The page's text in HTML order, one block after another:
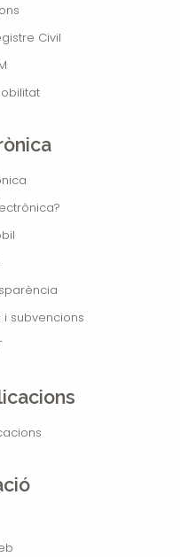
Civil
i subvencions